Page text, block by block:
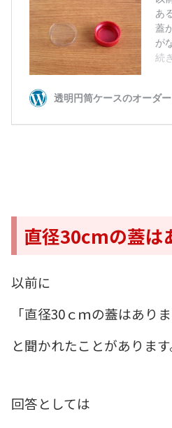
直径30cmの蓋は
以前に
「直径30ｃｍの蓋はありま
と聞かれたことがあります
回答としては